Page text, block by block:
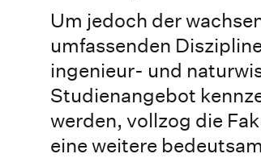
Um jedoch der
umfassenden
ingenieur- und
Studienangebot
werden, vollzog die
eine weitere